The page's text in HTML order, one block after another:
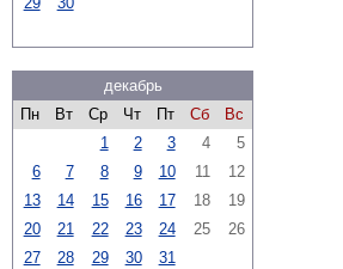
декабрь
Пн
Вт Ср Чт Пт Сб
Вс
1
2 3 4
5
6
7 8 9 10 11
12
13
14 15 16 17 18
19
20
21 22 23 24 25
26
27
28 29 30 31